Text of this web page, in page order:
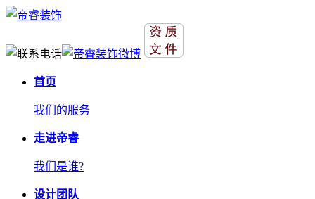
首页
我们的服务
走进帝睿
我们是谁?
设计团队